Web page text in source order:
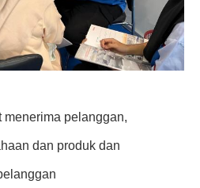
menerima pelanggan,
dan produk dan